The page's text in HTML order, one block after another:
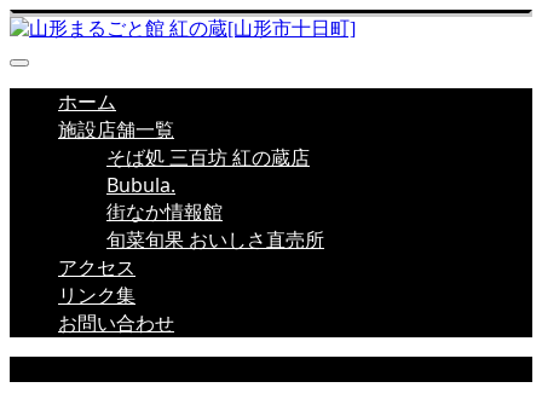
ホーム
施設店舗一覧
そば処 三百坊 紅の蔵店
Bubula.
街なか情報館
旬菜旬果 おいしさ直売所
アクセス
リンク集
お問い合わせ